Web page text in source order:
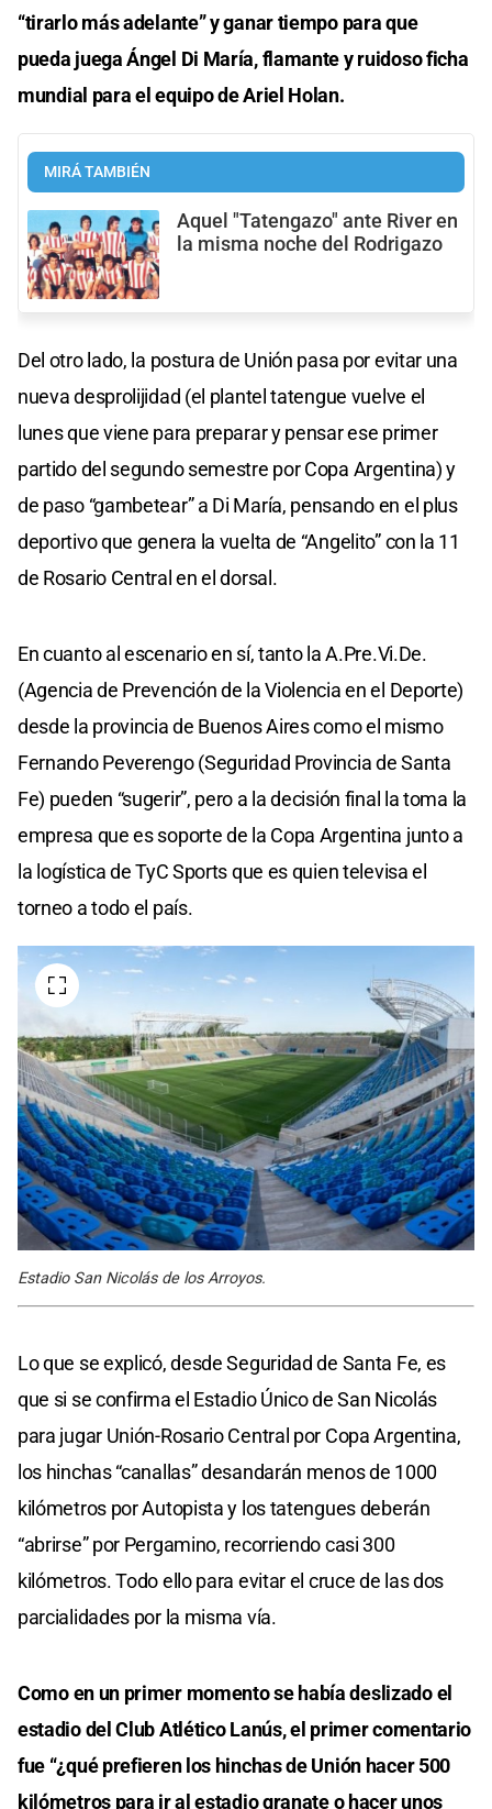
“tirarlo más adelante” y ganar tiempo para que
pueda juega Ángel Di María, flamante y ruidoso ficha
mundial para el equipo de Ariel Holan.
MIRÁ TAMBIÉN
Aquel "Tatengazo" ante River en
la misma noche del Rodrigazo
Del otro lado, la postura de Unión pasa por evitar una
nueva desprolijidad (el plantel tatengue vuelve el
lunes que viene para preparar y pensar ese primer
partido del segundo semestre por Copa Argentina) y
de paso “gambetear” a Di María, pensando en el plus
deportivo que genera la vuelta de “Angelito” con la 11
de Rosario Central en el dorsal.
En cuanto al escenario en sí, tanto la A.Pre.Vi.De.
(Agencia de Prevención de la Violencia en el Deporte)
desde la provincia de Buenos Aires como el mismo
Fernando Peverengo (Seguridad Provincia de Santa
Fe) pueden “sugerir”, pero a la decisión final la toma la
empresa que es soporte de la Copa Argentina junto a
la logística de TyC Sports que es quien televisa el
torneo a todo el país.
Estadio San Nicolás de los Arroyos.
Lo que se explicó, desde Seguridad de Santa Fe, es
que si se confirma el Estadio Único de San Nicolás
para jugar Unión-Rosario Central por Copa Argentina,
los hinchas “canallas” desandarán menos de 1000
kilómetros por Autopista y los tatengues deberán
“abrirse” por Pergamino, recorriendo casi 300
kilómetros. Todo ello para evitar el cruce de las dos
parcialidades por la misma vía.
Como en un primer momento se había deslizado el
estadio del Club Atlético Lanús, el primer comentario
fue “¿qué prefieren los hinchas de Unión hacer 500
kilómetros para ir al estadio granate o hacer unos